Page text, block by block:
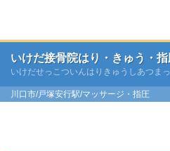
いけだ接骨院はり・きゅう・
いけだせっこついんはりきゅうしあつま
川口市/戸塚安行駅/マッサージ・指圧